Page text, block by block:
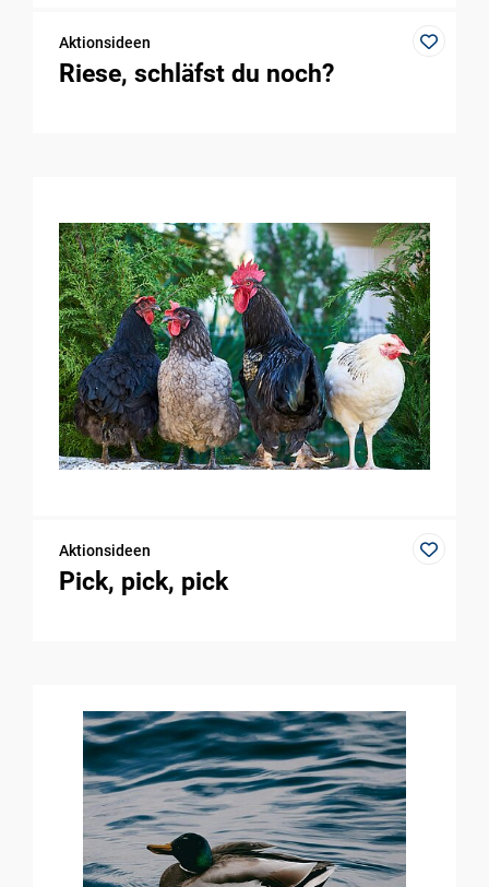
Aktionsideen
Riese, schläfst du noch?
Aktionsideen
Pick, pick, pick